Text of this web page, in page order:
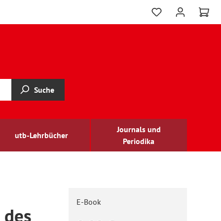
Suche
utb-Lehrbücher
Journals und
Periodika
E-Book